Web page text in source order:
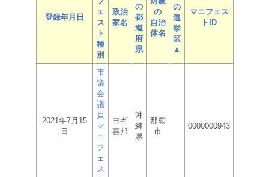
登録年月日
ェ
ス
ト
種
別
政治
家名
の
都
道
府
県
の
自治
体名
の
選
挙
区
▲
マニフェス
トID
2021年7月15
日
市
議
会
議
員
マ
ニ
フ
ェ
ス
ヨギ
喜邦
沖
縄
県
那覇
市
0000000943